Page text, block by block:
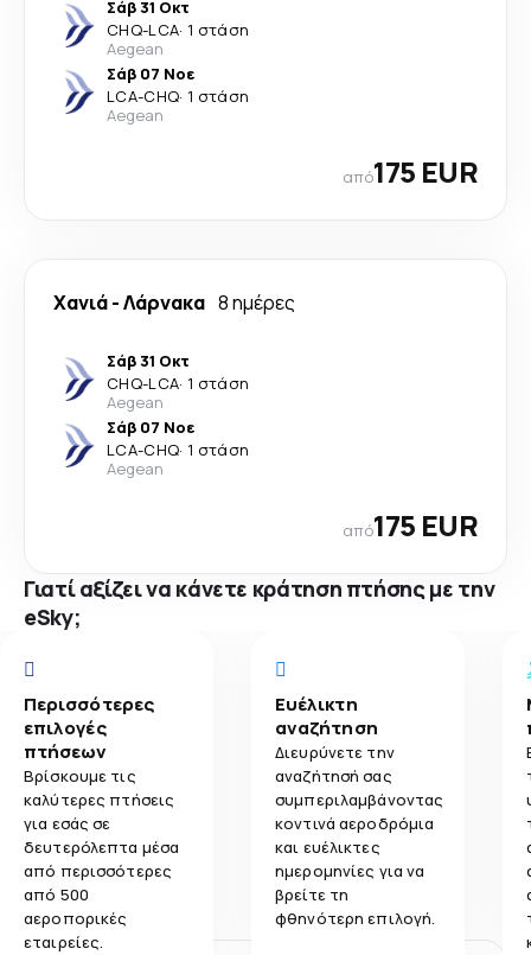
Σάβ 31 Οκτ
CHQ-LCA· 1 στάση
Aegean
Σάβ 07 Νοε
LCA-CHQ· 1 στάση
Aegean
από175 EUR
Χανιά-Λάρνακα 8 ημέρες
Σάβ 31 Οκτ
CHQ-LCA· 1 στάση
Aegean
Σάβ 07 Νοε
LCA-CHQ· 1 στάση
Aegean
από175 EUR
Γιατί αξίζει να κάνετε κράτηση πτήσης με την
eSky;
Περισσότερες
επιλογές
πτήσεων
Βρίσκουμε τις
καλύτερες πτήσεις
για εσάς σε
δευτερόλεπτα μέσα
από περισσότερες
από 500
αεροπορικές
εταιρείες.
Ευέλικτη
αναζήτηση
Διευρύνετε την
αναζήτησή σας
συμπεριλαμβάνοντας
κοντινά αεροδρόμια
και ευέλικτες
ημερομηνίες για να
βρείτε τη
φθηνότερη επιλογή.